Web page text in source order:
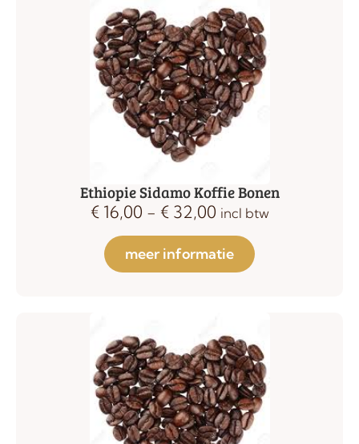
Ethiopie Sidamo Koffie Bonen
€16,00 - €32,00 incl btw
meer informatie